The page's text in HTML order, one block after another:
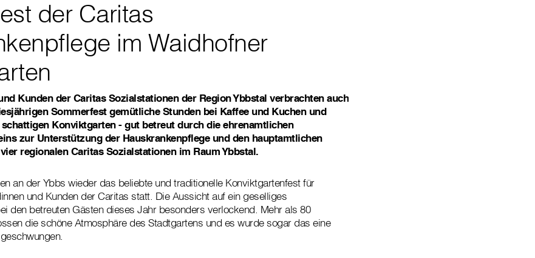
der Caritas
im Waidhofner
Kunden der Caritas Sozialstationen der Region Ybbstal verbrachten auch
Sommerfest gemütliche Stunden bei Kaffee und Kuchen und
Konviktgarten - gut betreut durch die ehrenamtlichen
zur Unterstützung der Hauskrankenpflege und den hauptamtlichen
regionalen Caritas Sozialstationen im Raum Ybbstal.
an der Ybbs wieder das beliebte und traditionelle Konviktgartenfest für
und Kunden der Caritas statt. Die Aussicht auf ein geselliges
den betreuten Gästen dieses Jahr besonders verlockend. Mehr als 80
die schöne Atmosphäre des Stadtgartens und es wurde sogar das eine